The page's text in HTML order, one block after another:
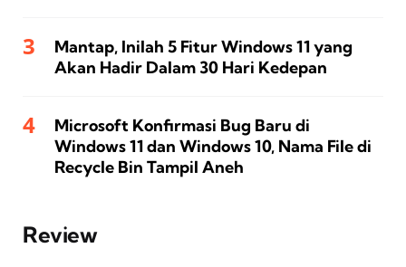
Mantap, Inilah 5 Fitur Windows 11 yang
Akan Hadir Dalam 30 Hari Kedepan
Microsoft Konfirmasi Bug Baru di
Windows 11 dan Windows 10, Nama File di
Recycle Bin Tampil Aneh
Review